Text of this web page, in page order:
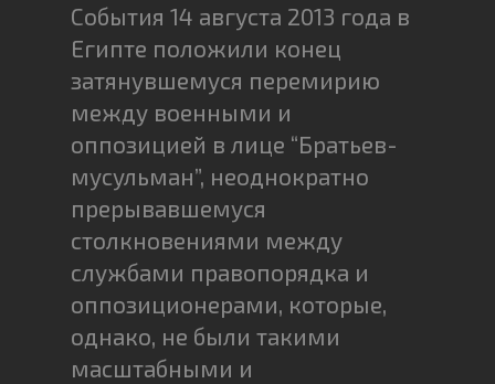
События 14 августа 2013 года в
Египте положили конец
затянувшемуся перемирию
между военными и
оппозицией в лице “Братьев-
мусульман”, неоднократно
прерывавшемуся
столкновениями между
службами правопорядка и
оппозиционерами, которые,
однако, не были такими
масштабными и